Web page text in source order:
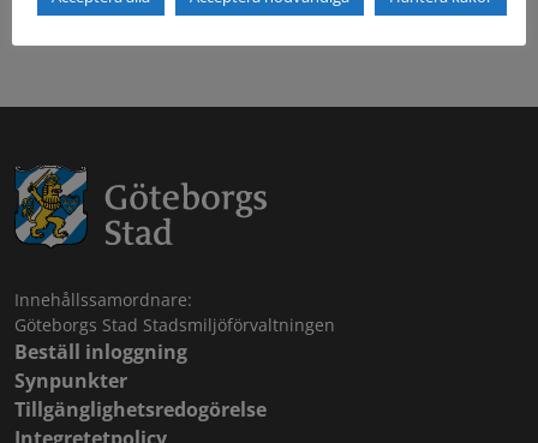
Innehållssamordnare:
Göteborgs Stad Stadsmiljöförvaltningen
Beställ inloggning
Synpunkter
Tillgänglighetsredogörelse